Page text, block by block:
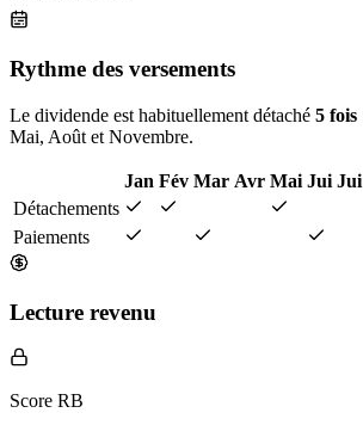
Rythme des versements
Le dividende est habituellement détaché 5 fois
Mai, Août et Novembre.
Jan Fév Mar Avr Mai Jui Jui
Détachements
Paiements
Lecture revenu
Score RB